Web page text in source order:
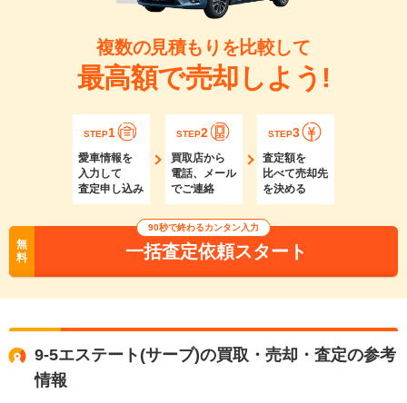
複数の見積もりを比較して
最高額で売却しよう!
STEP1
愛車情報を
入力して
査定申し込み
STEP2
買取店から
電話、メール
でご連絡
STEP3
査定額を
比べて売却先
を決める
無
料
90秒で終わるカンタン入力
一括査定依頼スタート
9-5エステート(サーブ)の買取・売却・査定の参考
情報